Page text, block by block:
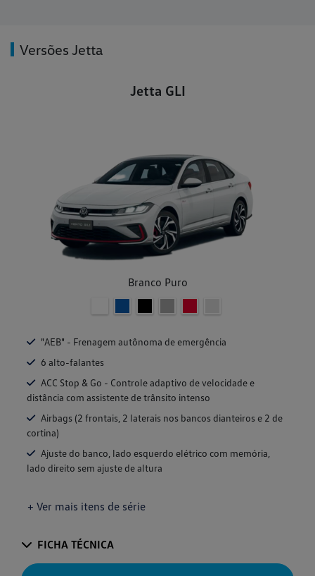
Versões Jetta
Jetta GLI
Branco Puro
"AEB" - Frenagem autônoma de emergência
6 alto-falantes
ACC Stop & Go - Controle adaptivo de velocidade e
distância com assistente de trânsito intenso
Airbags (2 frontais, 2 laterais nos bancos dianteiros e 2 de
cortina)
Ajuste do banco, lado esquerdo elétrico com memória,
lado direito sem ajuste de altura
+ Ver mais itens de série
FICHA TÉCNICA